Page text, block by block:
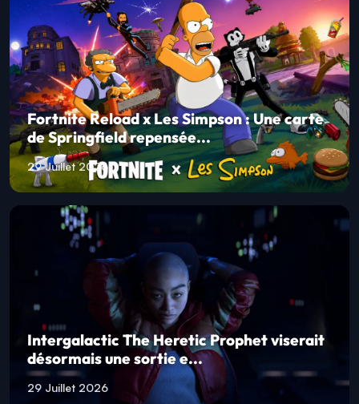
Fortnite Reload x Les Simpson : Une carte
de Springfield repensée...
29 Juillet 2026
Intergalactic The Heretic Prophet viserait
désormais une sortie e...
29 Juillet 2026